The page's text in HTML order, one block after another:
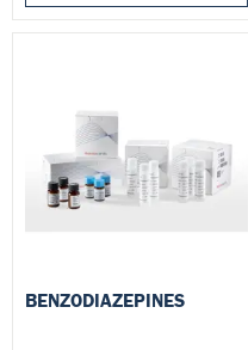
BENZODIAZEPINES